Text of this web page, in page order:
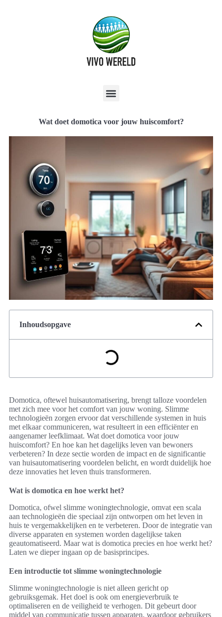
Wat doet domotica voor jouw huiscomfort?
Inhoudsopgave
Domotica, oftewel huisautomatisering, brengt talloze voordelen
met zich mee voor het comfort van jouw woning. Slimme
technologieën zorgen ervoor dat verschillende systemen in huis
met elkaar communiceren, wat resulteert in een efficiënter en
aangenamer leefklimaat. Wat doet domotica voor jouw
huiscomfort? En hoe kan het dagelijks leven van bewoners
verbeteren? In deze sectie worden de impact en de significantie
van huisautomatisering voordelen belicht, en wordt duidelijk hoe
deze innovaties het leven thuis transformeren.
Wat is domotica en hoe werkt het?
Domotica, ofwel slimme woningtechnologie, omvat een scala
aan technologieën die speciaal zijn ontworpen om het leven in
huis te vergemakkelijken en te verbeteren. Door de integratie van
diverse apparaten en systemen worden dagelijkse taken
geautomatiseerd. Maar wat is domotica precies en hoe werkt het?
Laten we dieper ingaan op de basisprincipes.
Een introductie tot slimme woningtechnologie
Slimme woningtechnologie is niet alleen gericht op
gebruiksgemak. Het doel is ook om energieverbruik te
optimaliseren en de veiligheid te verhogen. Dit gebeurt door
middel van communicatie tussen apparaten, waardoor gebruikers